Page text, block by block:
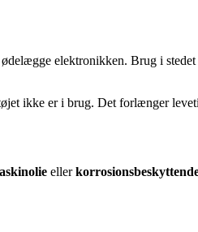
elektronikken. Brug i
ikke er i brug. Det forlænger
eller